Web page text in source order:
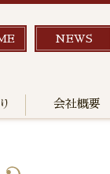
NEWS
会社概要